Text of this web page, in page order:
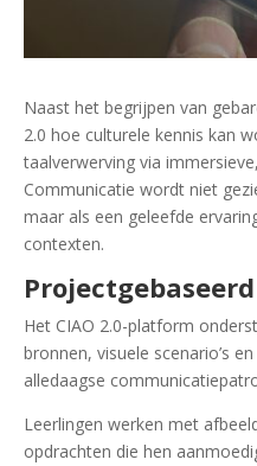
Naast het begrijpen van
2.0 hoe culturele kennis kan
taalverwerving via
Communicatie wordt niet
maar als een geleefde
contexten.
Het CIAO 2.0-platform
bronnen, visuele scenario’s
alledaagse
Leerlingen werken met
opdrachten die hen